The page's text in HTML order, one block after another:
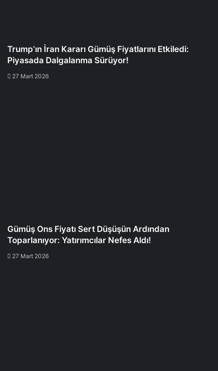
Trump’ın İran Kararı Gümüş Fiyatlarını Etkiledi:
Piyasada Dalgalanma Sürüyor!
27 Mart 2026
Gümüş Ons Fiyatı Sert Düşüşün Ardından
Toparlanıyor: Yatırımcılar Nefes Aldı!
27 Mart 2026